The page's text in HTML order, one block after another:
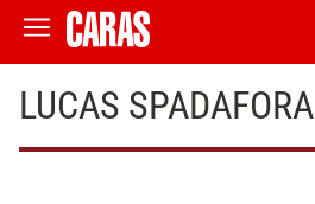
LUCAS SPADAFORA